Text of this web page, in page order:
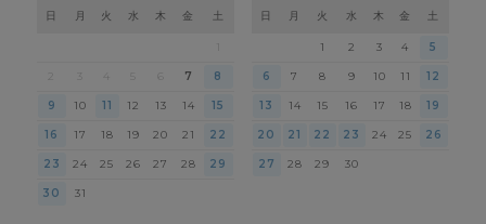
日 月 火 水 木 金 土
4 7 8
9 10 11 12 13 14 15
16 17 18 19 20 21 22
23 24 25 26 27 28 29
30 31
日 月 火 水 木 金 土
1 2 3 4 5
6 7 8 9 10 11 12
13 14 15 16 17 18 19
20 21 22 23 24 25 26
27 28 29 30